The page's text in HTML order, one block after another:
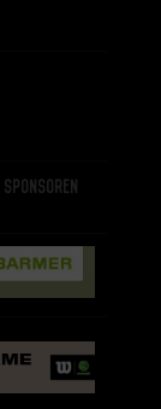
Sponsoren